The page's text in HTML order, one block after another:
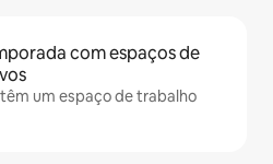
com espaços de
um espaço de trabalho